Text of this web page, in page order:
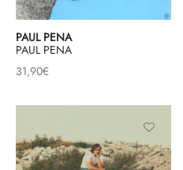
PAUL PENA
PAUL PENA
31,90€